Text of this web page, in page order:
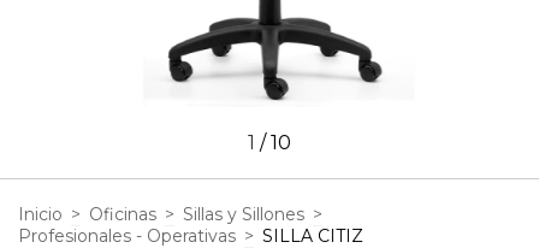
1 /10
Inicio > Oficinas > Sillas y Sillones >
Profesionales - Operativas > SILLA CITIZ